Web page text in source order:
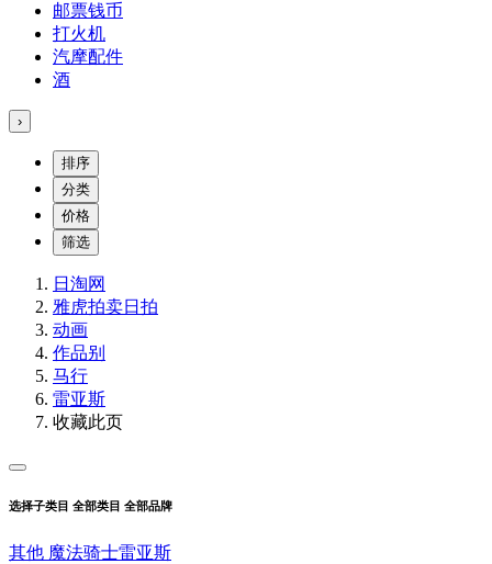
邮票钱币
打火机
汽摩配件
酒
›
排序
分类
价格
筛选
日淘网
雅虎拍卖日拍
动画
作品别
马行
雷亚斯
收藏此页
选择子类目 全部类目 全部品牌
其他 魔法骑士雷亚斯